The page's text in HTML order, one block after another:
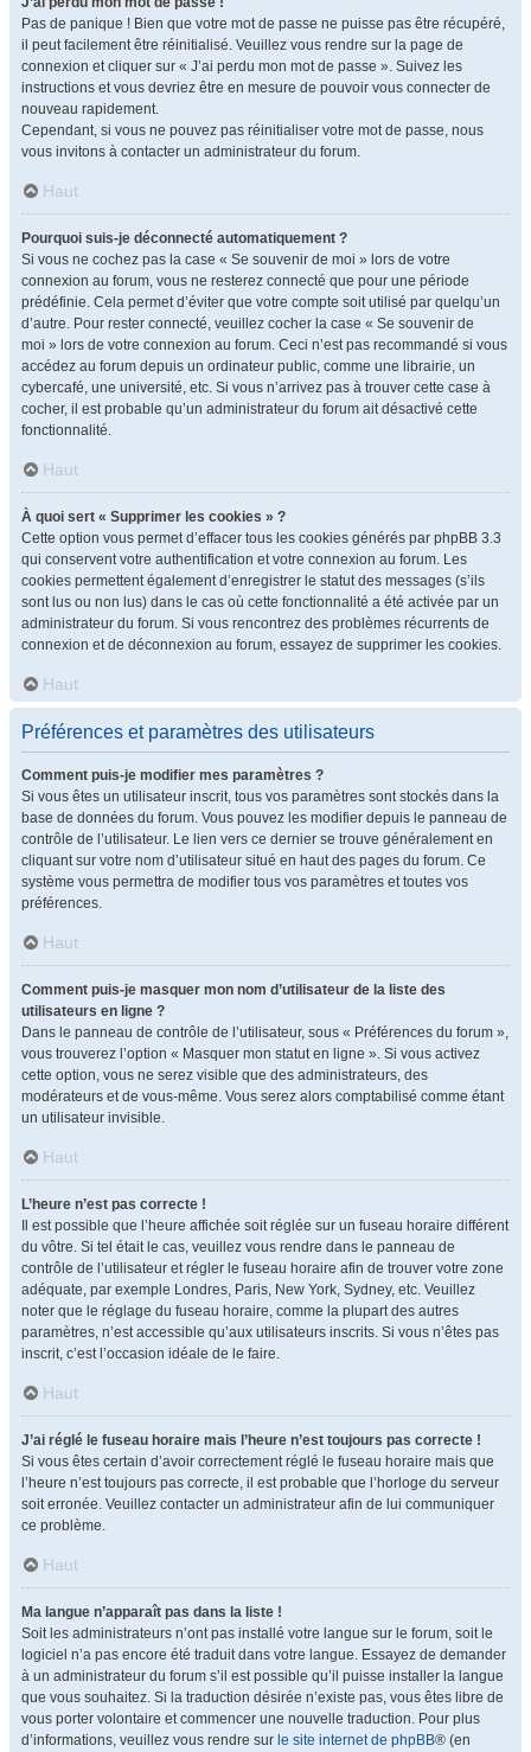
Pas de panique ! Bien que votre mot de passe ne puisse pas être récupéré,
il peut facilement être réinitialisé. Veuillez vous rendre sur la page de
connexion et cliquer sur « J’ai perdu mon mot de passe ». Suivez les
instructions et vous devriez être en mesure de pouvoir vous connecter de
nouveau rapidement.
Cependant, si vous ne pouvez pas réinitialiser votre mot de passe, nous
vous invitons à contacter un administrateur du forum.
Haut
Pourquoi suis-je déconnecté automatiquement ?
Si vous ne cochez pas la case « Se souvenir de moi » lors de votre
connexion au forum, vous ne resterez connecté que pour une période
prédéfinie. Cela permet d’éviter que votre compte soit utilisé par quelqu’un
d’autre. Pour rester connecté, veuillez cocher la case « Se souvenir de
moi » lors de votre connexion au forum. Ceci n’est pas recommandé si vous
accédez au forum depuis un ordinateur public, comme une librairie, un
cybercafé, une université, etc. Si vous n’arrivez pas à trouver cette case à
cocher, il est probable qu’un administrateur du forum ait désactivé cette
fonctionnalité.
Haut
À quoi sert « Supprimer les cookies » ?
Cette option vous permet d’effacer tous les cookies générés par phpBB 3.3
qui conservent votre authentification et votre connexion au forum. Les
cookies permettent également d’enregistrer le statut des messages (s’ils
sont lus ou non lus) dans le cas où cette fonctionnalité a été activée par un
administrateur du forum. Si vous rencontrez des problèmes récurrents de
connexion et de déconnexion au forum, essayez de supprimer les cookies.
Haut
Préférences et paramètres des utilisateurs
Comment puis-je modifier mes paramètres ?
Si vous êtes un utilisateur inscrit, tous vos paramètres sont stockés dans la
base de données du forum. Vous pouvez les modifier depuis le panneau de
contrôle de l’utilisateur. Le lien vers ce dernier se trouve généralement en
cliquant sur votre nom d’utilisateur situé en haut des pages du forum. Ce
système vous permettra de modifier tous vos paramètres et toutes vos
préférences.
Haut
Comment puis-je masquer mon nom d’utilisateur de la liste des
utilisateurs en ligne ?
Dans le panneau de contrôle de l’utilisateur, sous « Préférences du forum »,
vous trouverez l’option « Masquer mon statut en ligne ». Si vous activez
cette option, vous ne serez visible que des administrateurs, des
modérateurs et de vous-même. Vous serez alors comptabilisé comme étant
un utilisateur invisible.
Haut
L’heure n’est pas correcte !
Il est possible que l’heure affichée soit réglée sur un fuseau horaire différent
du vôtre. Si tel était le cas, veuillez vous rendre dans le panneau de
contrôle de l’utilisateur et régler le fuseau horaire afin de trouver votre zone
adéquate, par exemple Londres, Paris, New York, Sydney, etc. Veuillez
noter que le réglage du fuseau horaire, comme la plupart des autres
paramètres, n’est accessible qu’aux utilisateurs inscrits. Si vous n’êtes pas
inscrit, c’est l’occasion idéale de le faire.
Haut
J’ai réglé le fuseau horaire mais l’heure n’est toujours pas correcte !
Si vous êtes certain d’avoir correctement réglé le fuseau horaire mais que
l’heure n’est toujours pas correcte, il est probable que l’horloge du serveur
soit erronée. Veuillez contacter un administrateur afin de lui communiquer
ce problème.
Haut
Ma langue n’apparaît pas dans la liste !
Soit les administrateurs n’ont pas installé votre langue sur le forum, soit le
logiciel n’a pas encore été traduit dans votre langue. Essayez de demander
à un administrateur du forum s’il est possible qu’il puisse installer la langue
que vous souhaitez. Si la traduction désirée n’existe pas, vous êtes libre de
vous porter volontaire et commencer une nouvelle traduction. Pour plus
d’informations, veuillez vous rendre sur le site internet de phpBB® (en